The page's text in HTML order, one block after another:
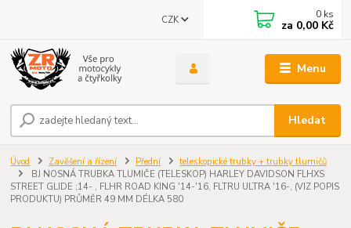
Menu
CZK
Hledat
0 ks
za 0,00 Kč
Úvod Zavěšení a řízení Přední
teleskopické trubky + trubky tlumičů
BJ NOSNÁ TRUBKA TLUMIČE (TELESKOP) HARLEY DAVIDSON FLHXS
STREET GLIDE ;14- , FLHR ROAD KING '14-'16, FLTRU ULTRA '16-, (VIZ POPIS
PRODUKTU) PRŮMĚR 49 MM DÉLKA 580